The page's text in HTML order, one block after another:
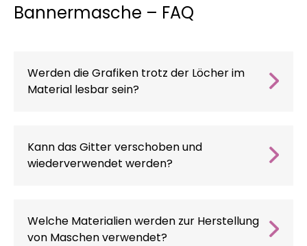
Bannermasche – FAQ
Werden die Grafiken trotz der Löcher im
Material lesbar sein?
Perforationen beeinträchtigen die Lesbarkeit
aus typischen Entfernungen nicht.
Kann das Gitter verschoben und
wiederverwendet werden?
aufgerollt und an einem anderen Ort ohne
Qualitätsverlust verwendet werden.
Welche Materialien werden zur Herstellung
von Maschen verwendet?